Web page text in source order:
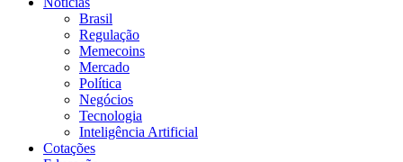
Brasil
Regulação
Memecoins
Mercado
Política
Negócios
Tecnologia
Inteligência Artificial
Cotações